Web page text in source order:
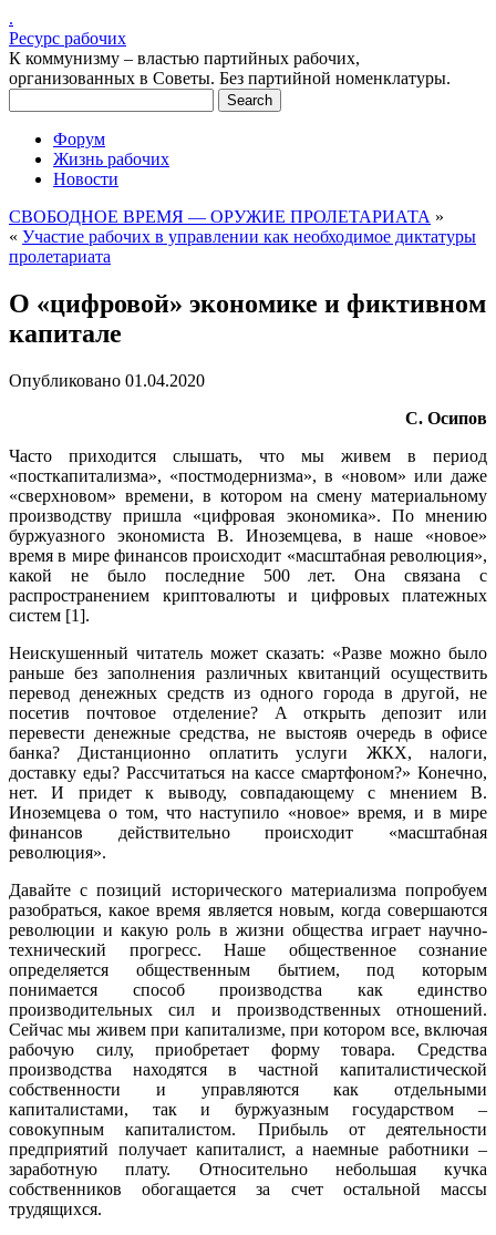
.
Ресурс рабочих
К коммунизму – властью партийных рабочих,
организованных в Советы. Без партийной номенклатуры.
Форум
Жизнь рабочих
Новости
СВОБОДНОЕ ВРЕМЯ — ОРУЖИЕ ПРОЛЕТАРИАТА »
« Участие рабочих в управлении как необходимое диктатуры
пролетариата
О «цифровой» экономике и фиктивном
капитале
Опубликовано 01.04.2020
С. Осипов
Часто приходится слышать, что мы живем в период
«посткапитализма», «постмодернизма», в «новом» или даже
«сверхновом» времени, в котором на смену материальному
производству пришла «цифровая экономика». По мнению
буржуазного экономиста В. Иноземцева, в наше «новое»
время в мире финансов происходит «масштабная революция»,
какой не было последние 500 лет. Она связана с
распространением криптовалюты и цифровых платежных
систем [1].
Неискушенный читатель может сказать: «Разве можно было
раньше без заполнения различных квитанций осуществить
перевод денежных средств из одного города в другой, не
посетив почтовое отделение? А открыть депозит или
перевести денежные средства, не выстояв очередь в офисе
банка? Дистанционно оплатить услуги ЖКХ, налоги,
доставку еды? Рассчитаться на кассе смартфоном?» Конечно,
нет. И придет к выводу, совпадающему с мнением В.
Иноземцева о том, что наступило «новое» время, и в мире
финансов действительно происходит «масштабная
революция».
Давайте с позиций исторического материализма попробуем
разобраться, какое время является новым, когда совершаются
революции и какую роль в жизни общества играет научно-
технический прогресс. Наше общественное сознание
определяется общественным бытием, под которым
понимается способ производства как единство
производительных сил и производственных отношений.
Сейчас мы живем при капитализме, при котором все, включая
рабочую силу, приобретает форму товара. Средства
производства находятся в частной капиталистической
собственности и управляются как отдельными
капиталистами, так и буржуазным государством –
совокупным капиталистом. Прибыль от деятельности
предприятий получает капиталист, а наемные работники –
заработную плату. Относительно небольшая кучка
собственников обогащается за счет остальной массы
трудящихся.